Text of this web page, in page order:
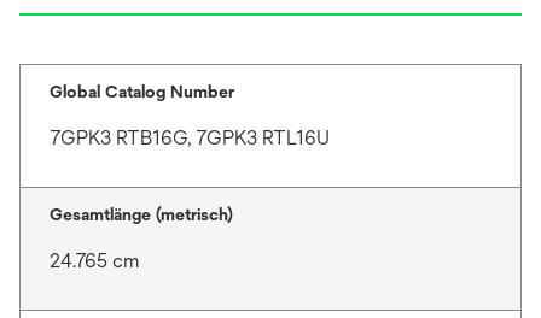
Global Catalog Number
7GPK3 RTB16G, 7GPK3 RTL16U
Gesamtlänge (metrisch)
24.765 cm